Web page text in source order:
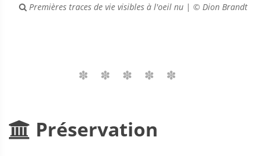
Premières traces de vie visibles à l'oeil nu | © Dion Brandt
Préservation